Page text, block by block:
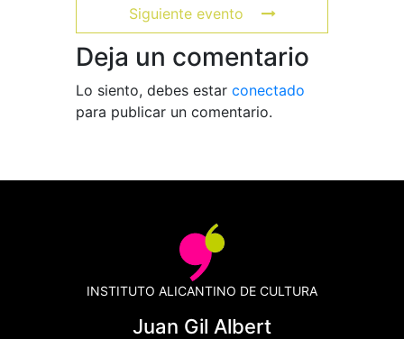
Siguiente evento
Deja un comentario
Lo siento, debes estar conectado
para publicar un comentario.
INSTITUTO ALICANTINO DE CULTURA
Juan Gil Albert